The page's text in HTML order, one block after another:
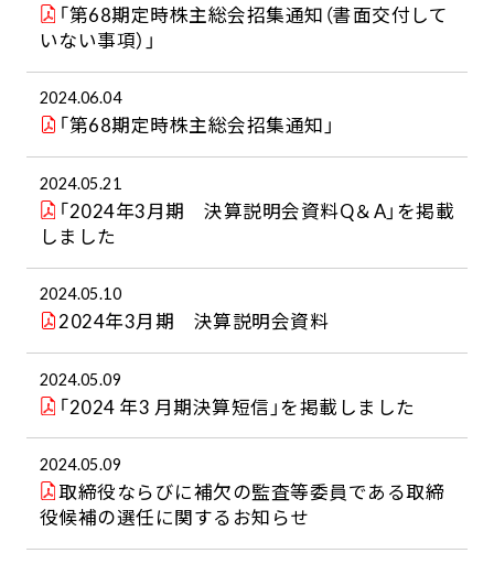
「第68期定時株主総会招集通知（書面交付して
いない事項）」
2024.06.04
「第68期定時株主総会招集通知」
2024.05.21
「2024年3月期 決算説明会資料Q＆A」を掲載
しました
2024.05.10
2024年3月期 決算説明会資料
2024.05.09
「2024 年3 月期決算短信」を掲載しました
2024.05.09
取締役ならびに補欠の監査等委員である取締
役候補の選任に関するお知らせ